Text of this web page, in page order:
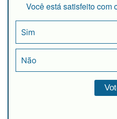
Você está satisfeito com
Sim
Não